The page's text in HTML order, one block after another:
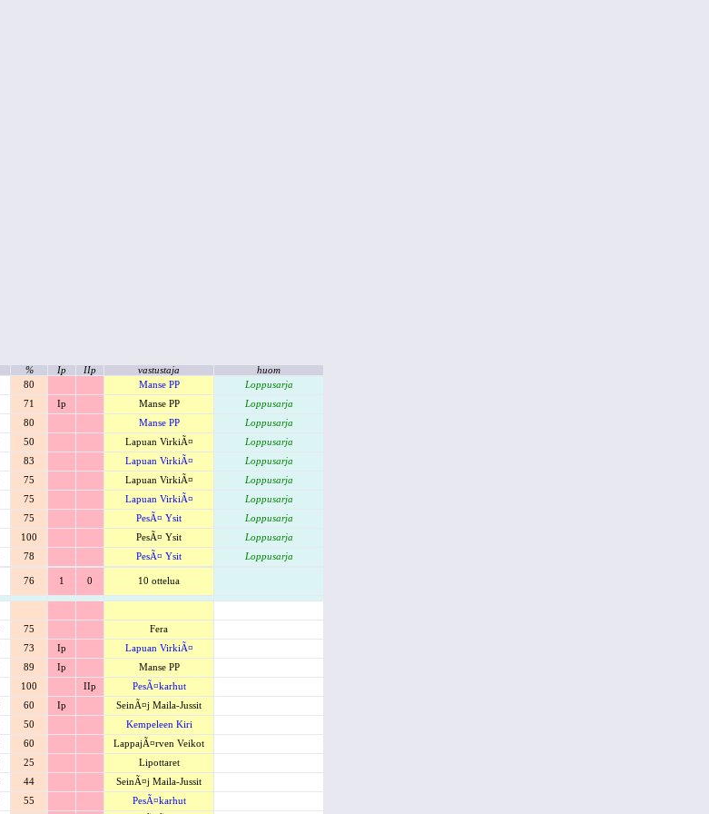
% Ip IIp vastustaja
huom
80 Manse PP
Loppusarja
71 Ip Manse PP
Loppusarja
80 Manse PP
Loppusarja
50 Lapuan VirkiÃ¤
Loppusarja
83 Lapuan VirkiÃ¤
Loppusarja
75 Lapuan VirkiÃ¤
Loppusarja
75 Lapuan VirkiÃ¤
Loppusarja
75 PesÃ¤ Ysit
Loppusarja
100 PesÃ¤ Ysit
Loppusarja
78 PesÃ¤ Ysit Loppusarja
76 1 0 10 ottelua
75
Fera
73 Ip
Lapuan VirkiÃ¤
89 Ip
Manse PP
100 IIp
PesÃ¤karhut
60 Ip
SeinÃ¤j Maila-Jussit
50
Kempeleen Kiri
60
LappajÃ¤rven Veikot
25
Lipottaret
44
SeinÃ¤j Maila-Jussit
55 PesÃ¤karhut